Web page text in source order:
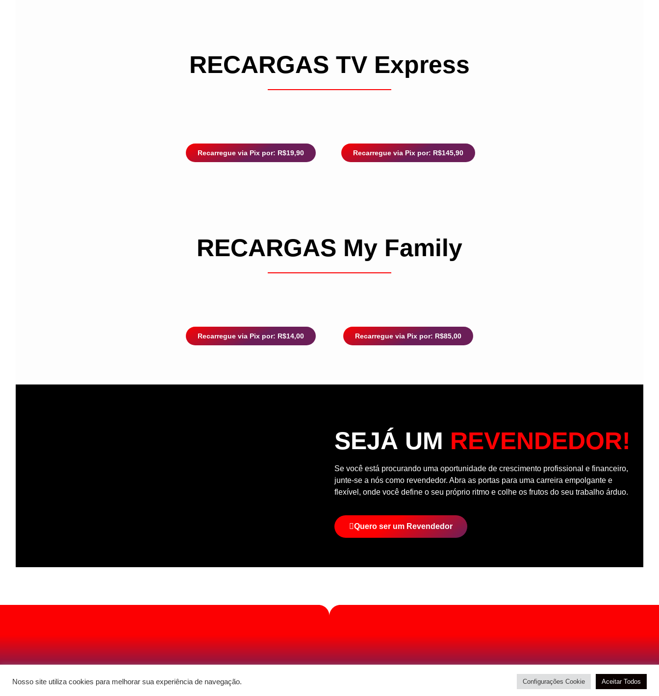
RECARGAS TV Express
Recarregue via Pix por: R$19,90 Recarregue via Pix por: R$145,90
RECARGAS My Family
Recarregue via Pix por: R$14,00 Recarregue via Pix por: R$85,00
SEJÁ UM REVENDEDOR!
Se você está procurando uma oportunidade de crescimento profissional e financeiro,
junte-se a nós como revendedor. Abra as portas para uma carreira empolgante e
flexível, onde você define o seu próprio ritmo e colhe os frutos do seu trabalho árduo.
Quero ser um Revendedor
Nosso site utiliza cookies para melhorar sua experiência de navegação. Configurações Cookie Aceitar Todos